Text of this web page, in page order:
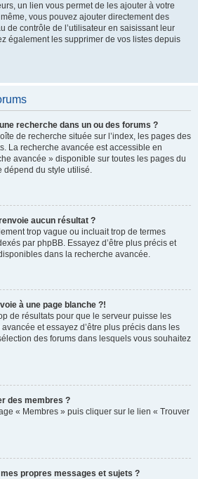
un lien vous permet de les ajouter à votre
même, vous pouvez ajouter directement des
de contrôle de l’utilisateur en saisissant leur
également les supprimer de vos listes depuis
recherche dans un ou des forums ?
de recherche située sur l’index, les pages des
La recherche avancée est accessible en
avancée » disponible sur toutes les pages du
dépend du style utilisé.
aucun résultat ?
trop vague ou incluait trop de termes
par phpBB. Essayez d’être plus précis et
dans la recherche avancée.
à une page blanche ?!
de résultats pour que le serveur puisse les
et essayez d’être plus précis dans les
des forums dans lesquels vous souhaitez
des membres ?
« Membres » puis cliquer sur le lien « Trouver
propres messages et sujets ?